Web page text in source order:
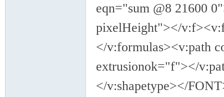
eqn="sum @8 21600
pixelHeight"></
</v:formulas><v:path
extrusionok="f"></
</v:shapetype></